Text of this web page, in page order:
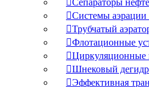
Сепараторы
Системы аэрации
Трубчатый
Флотационные
Циркуляционные
Шнековый
Эффективная